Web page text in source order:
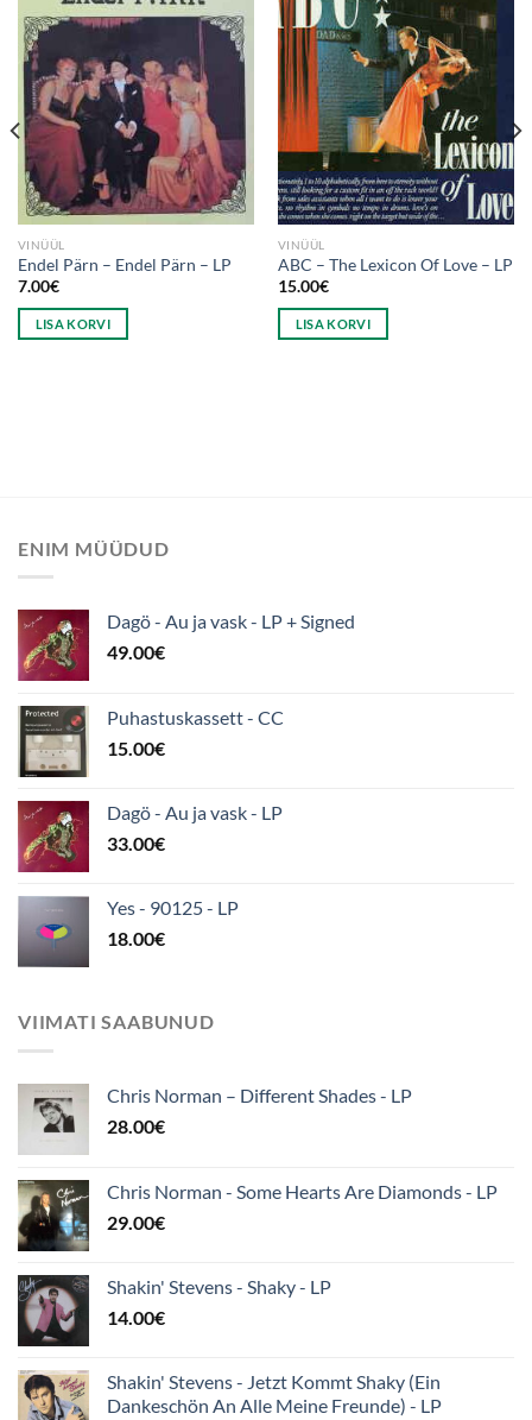
VINÜÜL
Endel Pärn ‎– Endel Pärn – LP
7.00€
LISA KORVI
VINÜÜL
ABC – The Lexicon Of Love – LP
15.00€
LISA KORVI
ENIM MÜÜDUD
Dagö - Au ja vask - LP + Signed
49.00€
Puhastuskassett - CC
15.00€
Dagö - Au ja vask - LP
33.00€
Yes - 90125 - LP
18.00€
VIIMATI SAABUNUD
Chris Norman – Different Shades - LP
28.00€
Chris Norman - Some Hearts Are Diamonds - LP
29.00€
Shakin' Stevens - Shaky - LP
14.00€
Shakin' Stevens - Jetzt Kommt Shaky (Ein
Dankeschön An Alle Meine Freunde) - LP